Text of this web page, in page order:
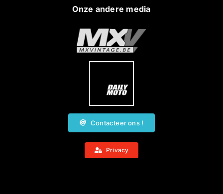
Onze andere media
Contacteer ons !
Privacy